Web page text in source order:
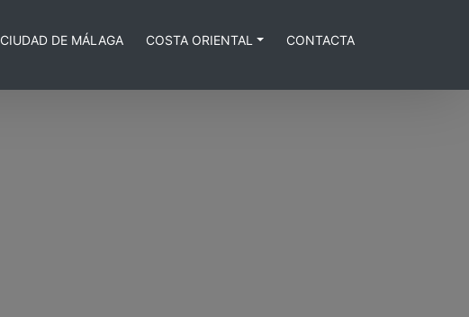
CIUDAD DE MÁLAGA COSTA ORIENTAL CONTACTA